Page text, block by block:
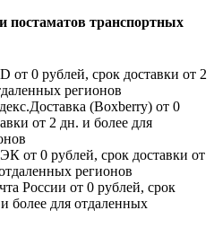
транспортных
от 0 рублей, срок доставки от 2
регионов
(Boxberry) от 0
от 2 дн. и более для
от 0 рублей, срок доставки от
регионов
России от 0 рублей, срок
более для отдаленных